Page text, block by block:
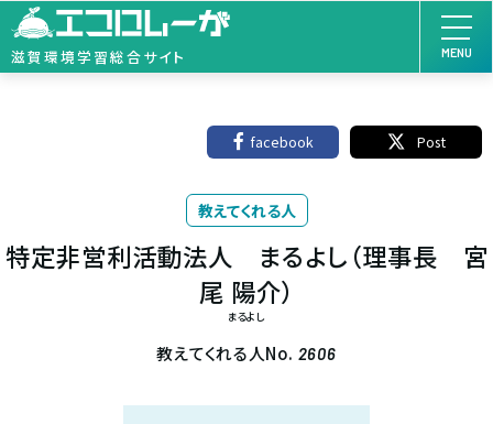
滋賀環境学習総合サイト MENU
facebook Post
教えてくれる人
特定非営利活動法人 まるよし（理事長 宮
尾 陽介）
まるよし
教えてくれる人No. 2606